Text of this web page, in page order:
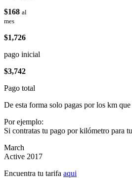
$168 al
mes
$1,726
pago inicial
$3,742
Pago total
De esta forma solo pagas por los km que
Por ejemplo:
Si contratas tu pago por kilómetro para
March
Active 2017
Encuentra tu tarifa aqui